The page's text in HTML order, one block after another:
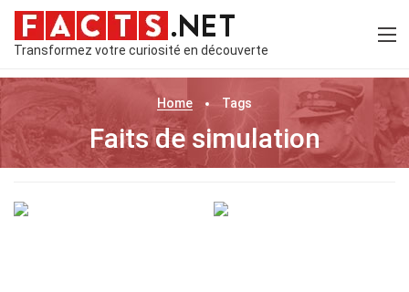
Transformez votre curiosité en découverte
Home Tags
Faits de simulation